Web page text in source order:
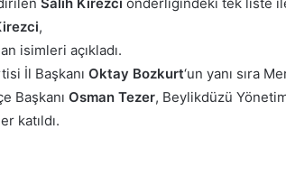
,
isimleri açıkladı.
İl Başkanı Oktay Bozkurt‘un yanı sıra
Başkanı Osman Tezer, Beylikdüzü
katıldı.